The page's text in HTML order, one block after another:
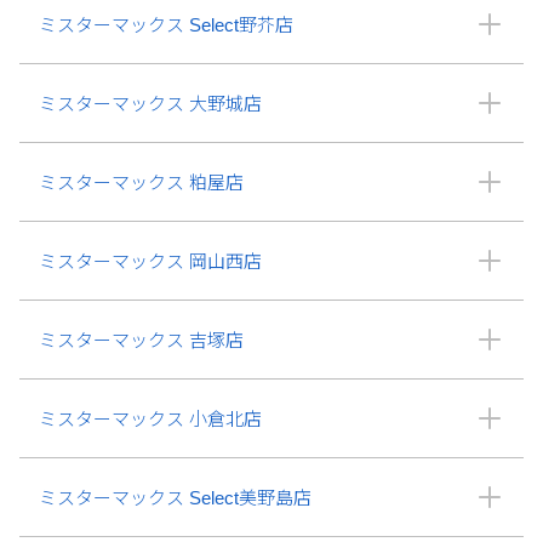
ミスターマックス Select野芥店
ミスターマックス 大野城店
ミスターマックス 粕屋店
ミスターマックス 岡山西店
ミスターマックス 吉塚店
ミスターマックス 小倉北店
ミスターマックス Select美野島店